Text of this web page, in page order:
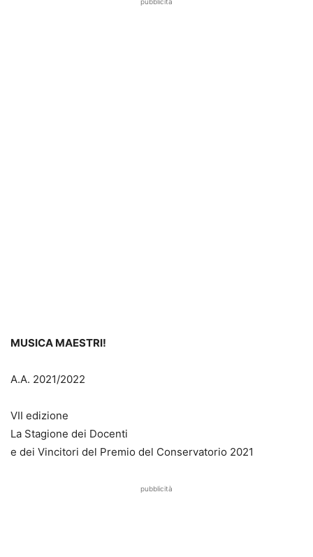
MUSICA MAESTRI!
A.A. 2021/2022
VII edizione
La Stagione dei Docenti
e dei Vincitori del Premio del Conservatorio 2021
pubblicità